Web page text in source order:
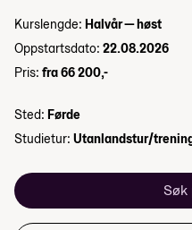
Kurslengde: Halvår — høst
Oppstartsdato: 22.08.2026
Pris: fra 66 200,-
Sted: Førde
Studietur: Utanlandstur/
Søk